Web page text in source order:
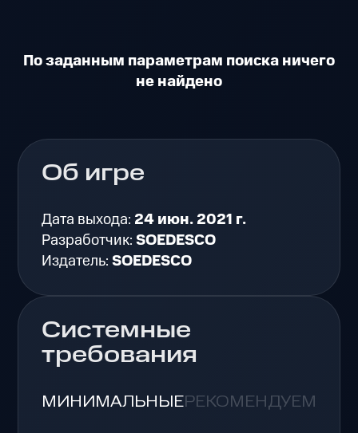
По заданным параметрам поиска ничего
не найдено
Об игре
Дата выхода: 24 июн. 2021 г.
Разработчик:SOEDESCO
Издатель:SOEDESCO
Системные
требования
МИНИМАЛЬНЫЕРЕКОМЕНДУЕМЫЕ